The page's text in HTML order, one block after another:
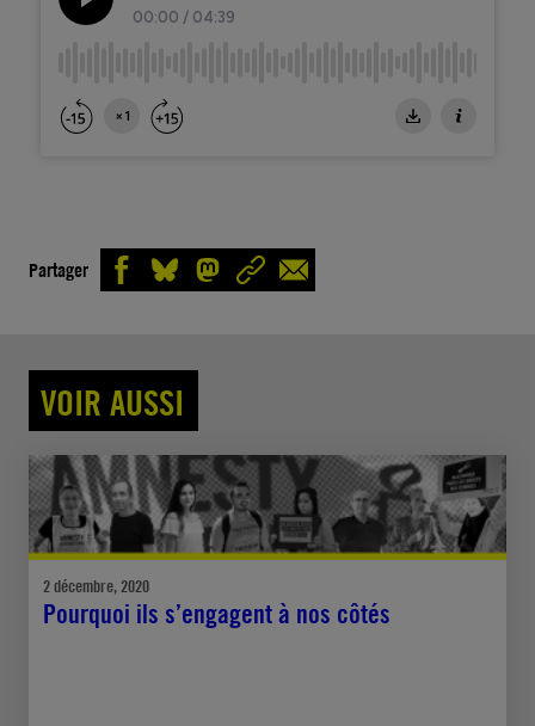
Partager
VOIR AUSSI
2 décembre, 2020
Pourquoi ils s’engagent à nos côtés